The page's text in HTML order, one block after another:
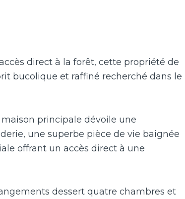
direct à la forêt, cette propriété de
bucolique et raffiné recherché dans le
principale dévoile une
une superbe pièce de vie baignée
offrant un accès direct à une
dessert quatre chambres et